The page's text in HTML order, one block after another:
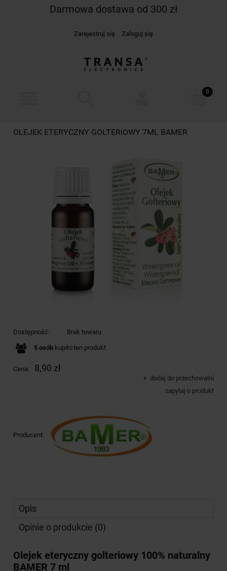
Darmowa dostawa od 300 zł
Zarejestruj się Zaloguj się
OLEJEK ETERYCZNY GOLTERIOWY 7ML BAMER
Dostępność: Brak towaru
5 osób kupiłoten produkt
Cena: 8,90 zł
dodaj do przechowalni
zapytaj o produkt
Producent:
Opis
Opinie o produkcie (0)
Olejek eteryczny golteriowy 100% naturalny
BAMER 7 ml